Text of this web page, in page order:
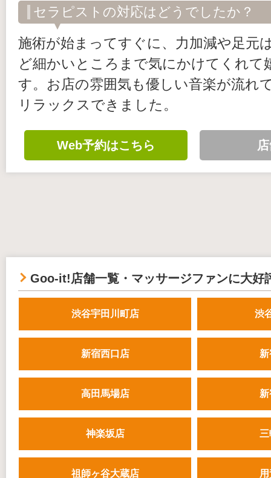
セラピストの対応はどうでしたか？
施術が始まってすぐに、力加減や足元
ど細かいところまで気にかけてくれて
す。お店の雰囲気も優しい音楽が流れ
リラックスできました。
Web予約はこちら
Goo-it!店舗一覧・マッサージファンに大好
渋谷宇田川町店 渋
新宿西口店
高田馬場店
神楽坂店
祖師ヶ谷大蔵店